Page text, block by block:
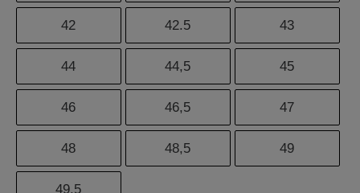
42 42.5 43
44 44,5 45
46 46,5 47
48 48,5 49
49,5